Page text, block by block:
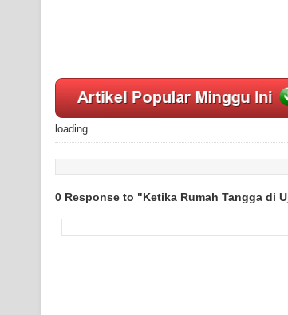
loading...
0 Response to "Ketika Rumah Tangga di